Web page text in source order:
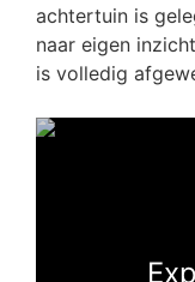
achtertuin is
naar eigen
is volledig